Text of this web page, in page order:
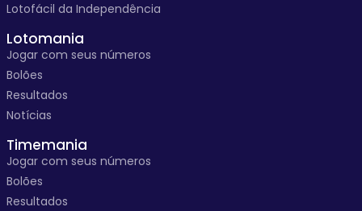
Lotofácil da Independência
Lotomania
Jogar com seus números
Bolões
Resultados
Notícias
Timemania
Jogar com seus números
Bolões
Resultados